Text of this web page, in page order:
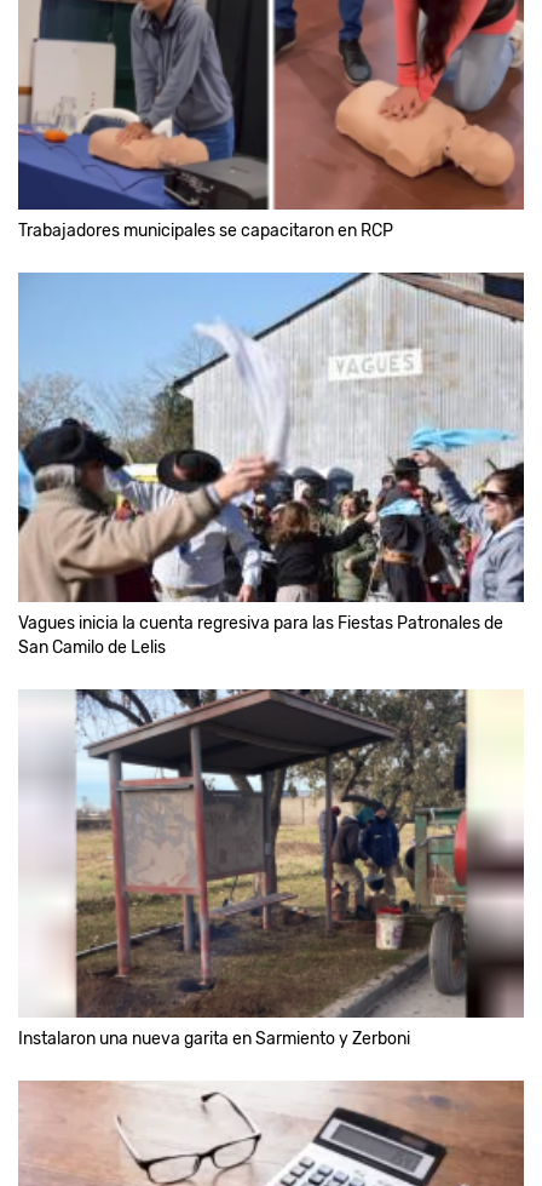
Trabajadores municipales se capacitaron en RCP
Vagues inicia la cuenta regresiva para las Fiestas Patronales de
San Camilo de Lelis
Instalaron una nueva garita en Sarmiento y Zerboni